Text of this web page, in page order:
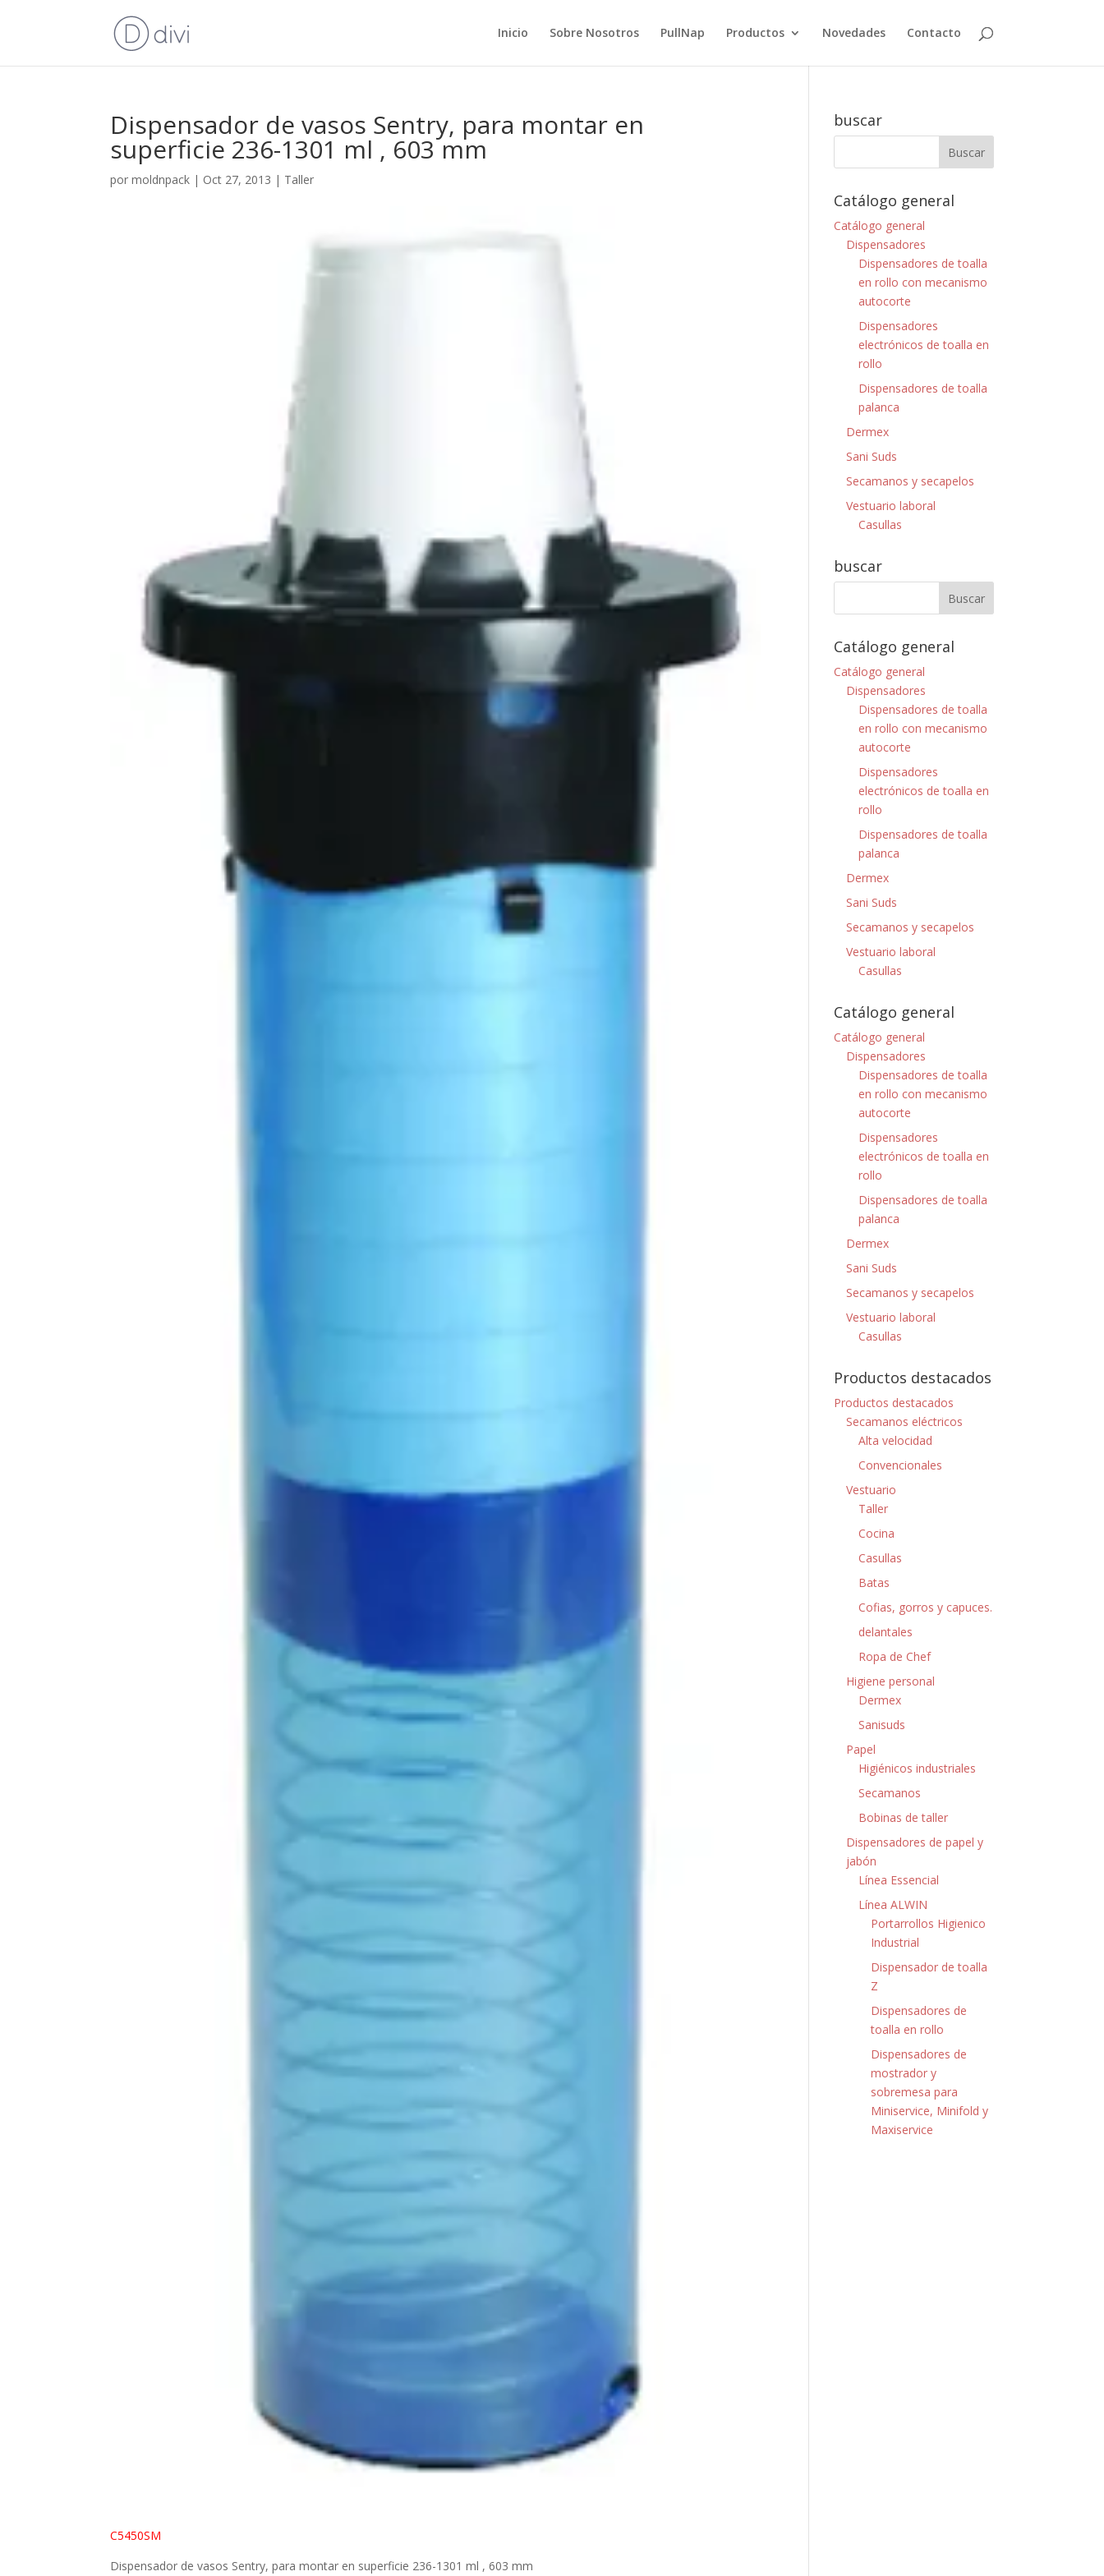
Inicio Sobre Nosotros PullNap Productos Novedades Contacto
Dispensador de vasos Sentry, para montar en
superficie 236-1301 ml , 603 mm
pormoldnpack | Oct 27, 2013 | Taller
C5450SM
Dispensador de vasos Sentry, para montar en superficie 236-1301 ml , 603 mm
buscar
Catálogo general
Catálogo general
Dispensadores
Dispensadores de toalla
en rollo con mecanismo
autocorte
Dispensadores
electrónicos de toalla en
rollo
Dispensadores de toalla
palanca
Dermex
Sani Suds
Secamanos y secapelos
Vestuario laboral
Casullas
buscar
Catálogo general
Catálogo general
Dispensadores
Dispensadores de toalla
en rollo con mecanismo
autocorte
Dispensadores
electrónicos de toalla en
rollo
Dispensadores de toalla
palanca
Dermex
Sani Suds
Secamanos y secapelos
Vestuario laboral
Casullas
Catálogo general
Catálogo general
Dispensadores
Dispensadores de toalla
en rollo con mecanismo
autocorte
Dispensadores
electrónicos de toalla en
rollo
Dispensadores de toalla
palanca
Dermex
Sani Suds
Secamanos y secapelos
Vestuario laboral
Casullas
Productos destacados
Productos destacados
Secamanos eléctricos
Alta velocidad
Convencionales
Vestuario
Taller
Cocina
Casullas
Batas
Cofias, gorros y capuces.
delantales
Ropa de Chef
Higiene personal
Dermex
Sanisuds
Papel
Higiénicos industriales
Secamanos
Bobinas de taller
Dispensadores de papel y
jabón
Línea Essencial
Línea ALWIN
Portarrollos Higienico
Industrial
Dispensador de toalla
Z
Dispensadores de
toalla en rollo
Dispensadores de
mostrador y
sobremesa para
Miniservice, Minifold y
Maxiservice